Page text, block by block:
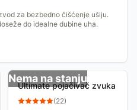
za bezbedno čišćenje ušiju.
do idealne dubine uha.
Nema na stanju
Ultimate pojačivač zvuka
(22)